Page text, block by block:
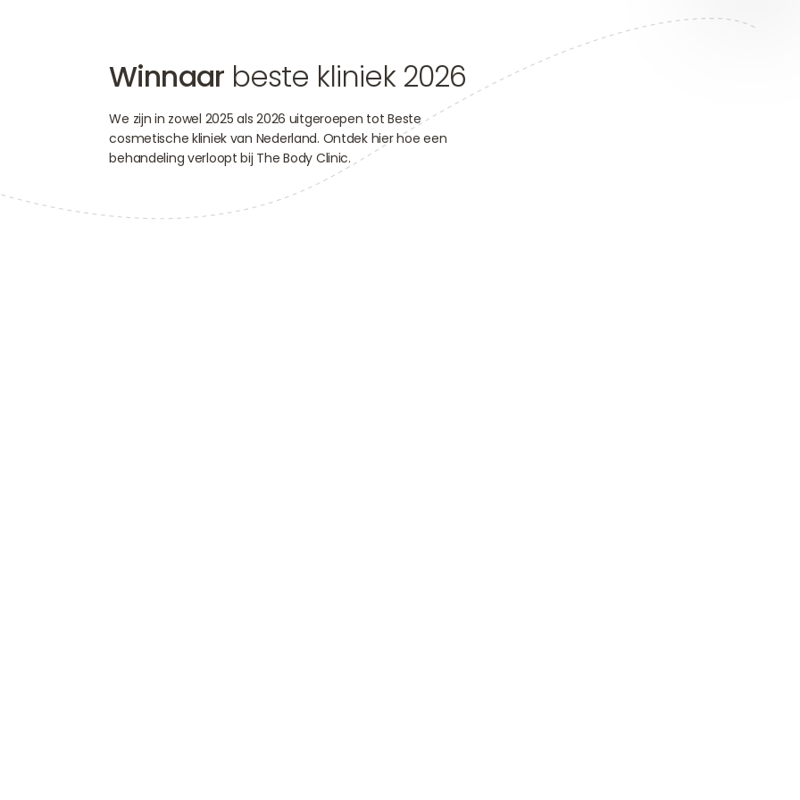
Winnaarbeste kliniek 2026
We zijn in zowel 2025 als 2026 uitgeroepen tot Beste
cosmetische kliniek van Nederland. Ontdek hier hoe een
behandeling verloopt bij The Body Clinic.